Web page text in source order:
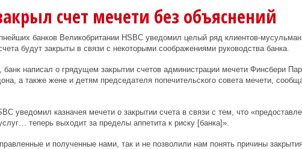
счет мечети без объяснений
банков Великобритании HSBC уведомил целый ряд клиентов-
будут закрыты в связи с некоторыми соображениями руководства банка.
банк написал о грядущем закрытии счетов администрации мечети Финсбери
а также жене и детям председателя попечительского совета мечети,
уведомил казначея мечети о закрытии счета в связи с тем, что
теперь выходит за пределы аппетита к риску [банка]».
и полученные нами, так и не позволили нам понять причины